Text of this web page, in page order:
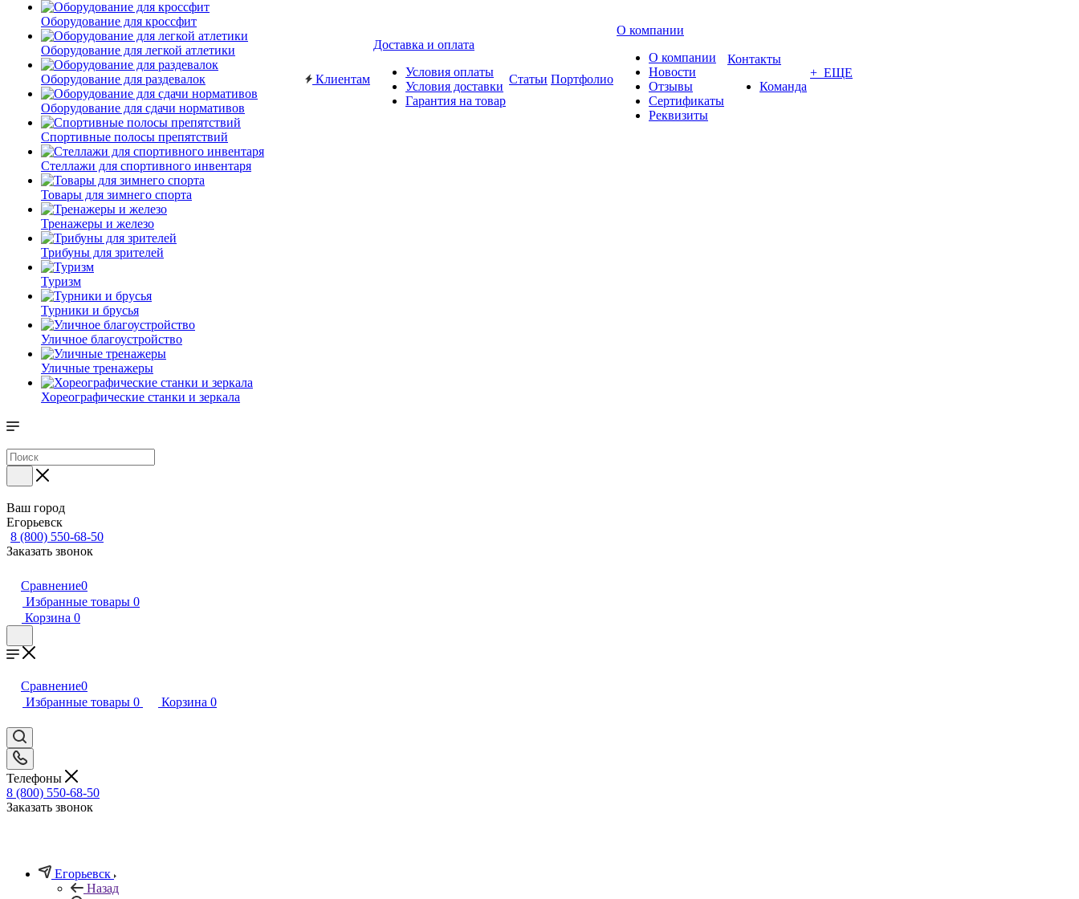
Оборудование для кроссфит
Оборудование для легкой атлетики
Оборудование для раздевалок
Оборудование для сдачи нормативов
Спортивные полосы препятствий
Стеллажи для спортивного инвентаря
Товары для зимнего спорта
Тренажеры и железо
Трибуны для зрителей
Туризм
Турники и брусья
Уличное благоустройство
Уличные тренажеры
Хореографические станки и зеркала
Клиентам
Доставка и оплата
Условия оплаты
Условия доставки
Гарантия на товар
Статьи Портфолио
О компании
О компании
Новости
Отзывы
Сертификаты
Реквизиты
Контакты
Команда
+ ЕЩЕ
Ваш город
Егорьевск
8 (800) 550-68-50
Заказать звонок
Сравнение0
Избранные товары 0
Корзина 0
Сравнение0
Избранные товары 0 Корзина 0
Телефоны
8 (800) 550-68-50
Заказать звонок
Егорьевск
Назад